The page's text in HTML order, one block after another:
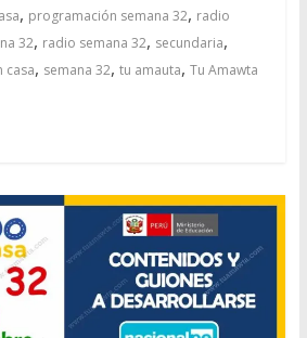
, programación semana 32, radio
32, radio semana 32, secundaria,
casa, semana 32, tu amauta, Tu Amawta